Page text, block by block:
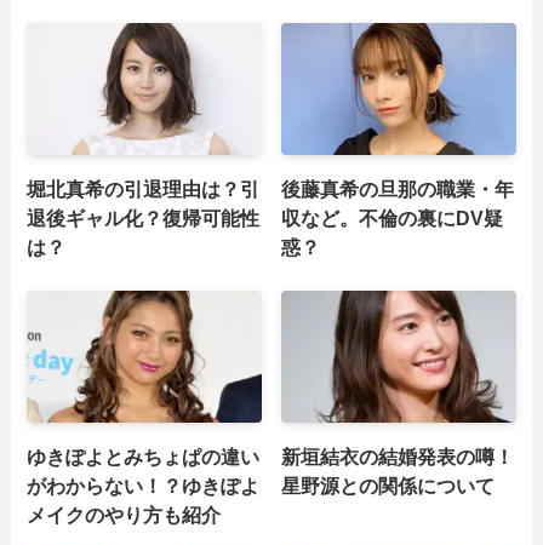
堀北真希の引退理由は？引
退後ギャル化？復帰可能性
は？
後藤真希の旦那の職業・年
収など。不倫の裏にDV疑
惑？
ゆきぽよとみちょぱの違い
がわからない！？ゆきぽよ
メイクのやり方も紹介
新垣結衣の結婚発表の噂！
星野源との関係について